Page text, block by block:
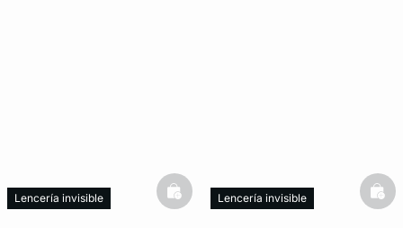
Lencería invisible basketfullLencería invisible